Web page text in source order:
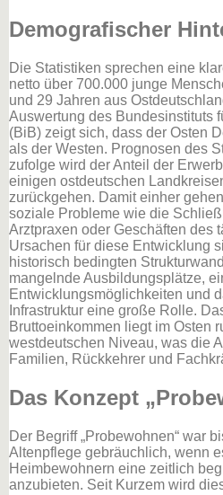
Demografischer
Die Statistiken sprechen eine
netto über 700.000 junge
und 29 Jahren aus
Auswertung des Bundesinstituts
(BiB) zeigt sich, dass der Osten
als der Westen. Prognosen des
zufolge wird der Anteil der
einigen ostdeutschen
zurückgehen. Damit einher
soziale Probleme wie die
Arztpraxen oder Geschäften des
Ursachen für diese Entwicklung
historisch bedingten
mangelnde Ausbildungsplätze,
Entwicklungsmöglichkeiten und
Infrastruktur eine große Rolle.
Bruttoeinkommen liegt im Osten
westdeutschen Niveau, was die
Familien, Rückkehrer und
Das Konzept
Der Begriff „Probewohnen“ war
Altenpflege gebräuchlich, wenn
Heimbewohnern eine zeitlich
anzubieten. Seit Kurzem wird